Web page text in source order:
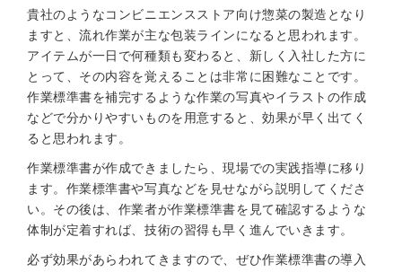
貴社のようなコンビニエンスストア向け惣菜の製造となり
ますと、流れ作業が主な包装ラインになると思われます。
アイテムが一日で何種類も変わると、新しく入社した方に
とって、その内容を覚えることは非常に困難なことです。
作業標準書を補完するような作業の写真やイラストの作成
などで分かりやすいものを用意すると、効果が早く出てく
ると思われます。
作業標準書が作成できましたら、現場での実践指導に移り
ます。作業標準書や写真などを見せながら説明してくださ
い。その後は、作業者が作業標準書を見て確認するような
体制が定着すれば、技術の習得も早く進んでいきます。
必ず効果があらわれてきますので、ぜひ作業標準書の導入